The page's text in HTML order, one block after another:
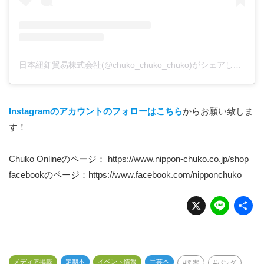
日本紐釦貿易株式会社(@chuko_chuko_chuko)がシェアした投稿
Instagramのアカウントのフォローはこちらからお願い致しま
す！
Chuko Onlineのページ： https://www.nippon-chuko.co.jp/shop
facebookのページ： https://www.facebook.com/nipponchuko
X Li
n
メディア掲載 定期本 イベント情報 手芸本